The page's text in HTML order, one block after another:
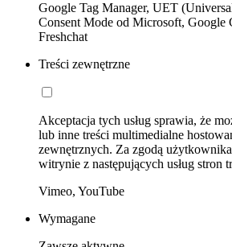
Google Tag Manager, UET
Consent Mode od Microsoft, Google
Freshchat
Treści zewnętrzne
Akceptacja tych usług sprawia, że
lub inne treści multimedialne
zewnętrznych. Za zgodą
witrynie z następujących usług stron
Vimeo, YouTube
Wymagane